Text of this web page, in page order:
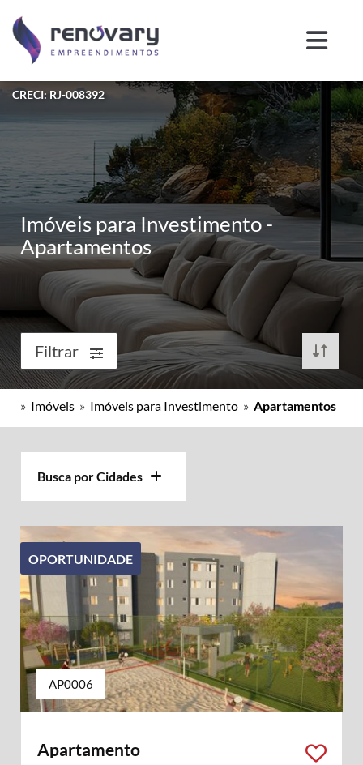
CRECI: RJ-008392
Imóveis para Investimento -
Apartamentos
Filtrar
» Imóveis » Imóveis para Investimento » Apartamentos
Busca por Cidades
OPORTUNIDADE
AP0006
Apartamento